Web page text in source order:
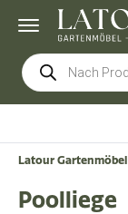
Products
search
Latour Gartenmöbel
Poolliege